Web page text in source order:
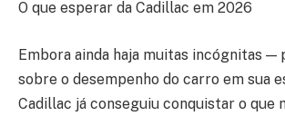
O que esperar da Cadillac em 2026
Embora ainda haja muitas incógnitas
sobre o desempenho do carro em sua
Cadillac já conseguiu conquistar o que